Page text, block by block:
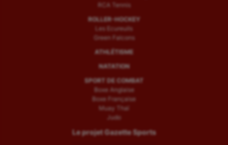
RCA Tennis
ROLLER-HOCKEY
Les Ecureuils
Green Falcons
ATHLÉTISME
NATATION
SPORT DE COMBAT
Boxe Anglaise
Boxe Française
Muay Thaï
Judo
Le projet Gazette Sports